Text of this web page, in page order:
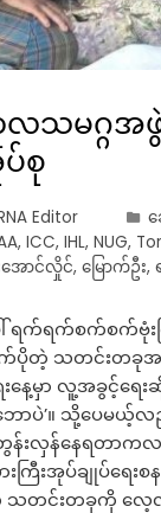
သမဂ္ဂအ
စု
Editor ဆ
, ICC, IHL, NUG,
အောင်လှိုင်, မြောက်ဦး,
ရက်ရက်စက်စက်ဗုံး
တဲ့ သတင်းတခုအဖ
နေ့မှာ လူ့အခွင့်ရေ
’။ သို့ပေမယ့်လည်
လှန်နေရတာကလည်
ြီးအုပ်ချုပ်ရေး
သတင်းတခုကို လေ့